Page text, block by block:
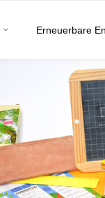
Erneuerbare